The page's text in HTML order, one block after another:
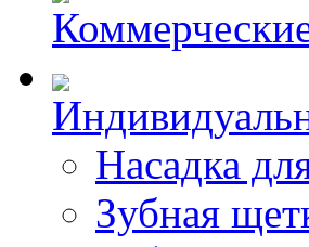
Насадка
Зубная